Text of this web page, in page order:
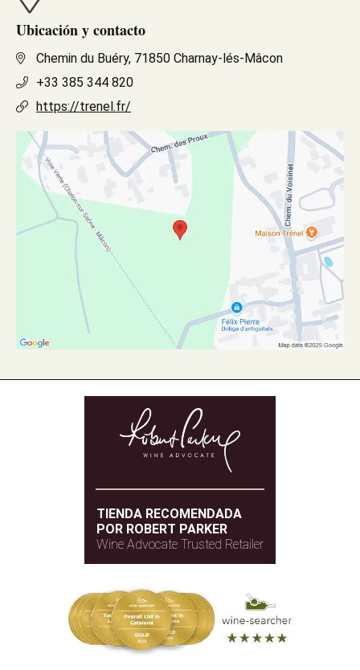
Ubicación y contacto
Chemin du Buéry, 71850 Charnay-lés-Mâcon
+33 385 344 820
https://trenel.fr/
TIENDA RECOMENDADA
POR ROBERT PARKER
Wine Advocate Trusted Retailer